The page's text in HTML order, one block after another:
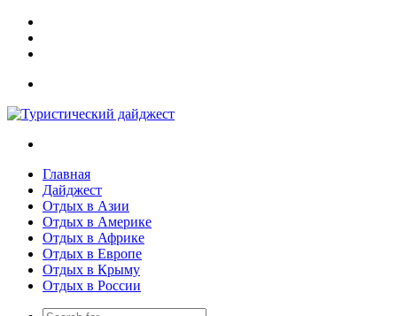
Главная
Дайджест
Отдых в Азии
Отдых в Америке
Отдых в Африке
Отдых в Европе
Отдых в Крыму
Отдых в России